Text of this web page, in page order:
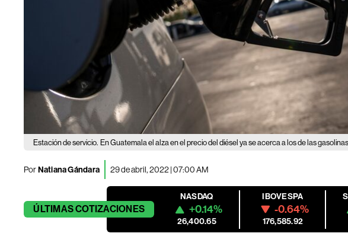
Estación de servicio. En Guatemala el alza en el precio del diésel ya se acerca a los de las
PorNatiana Gándara 29 de abril, 2022 | 07:00 AM
ÚLTIMASCOTIZACIONES
NASDAQ
+0.14%
26,400.65
IBOVESPA
-0.64%
176,585.92